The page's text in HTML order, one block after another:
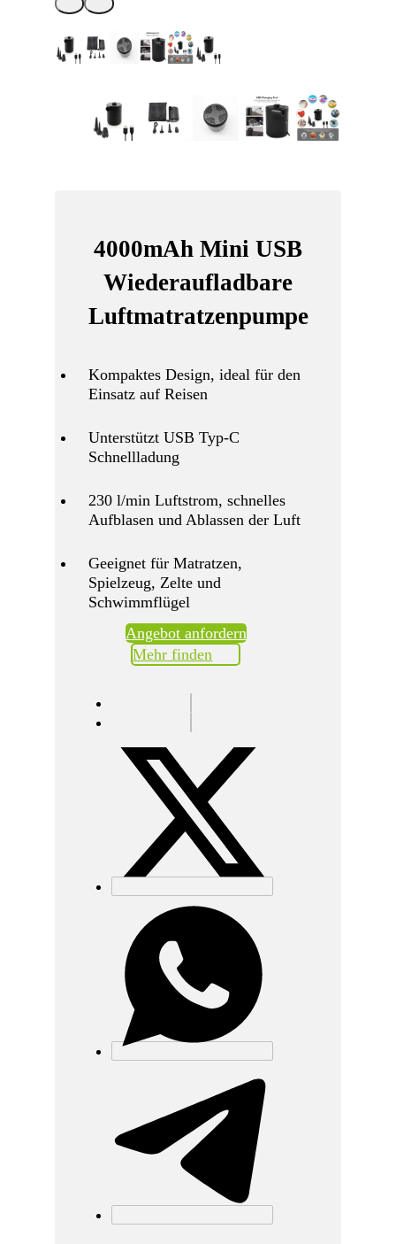
4000mAh Mini USB
Wiederaufladbare
Luftmatratzenpumpe
Kompaktes Design, ideal für den
Einsatz auf Reisen
Unterstützt USB Typ-C
Schnellladung
230 l/min Luftstrom, schnelles
Aufblasen und Ablassen der Luft
Geeignet für Matratzen,
Spielzeug, Zelte und
Schwimmflügel
Angebot anfordern
Mehr finden